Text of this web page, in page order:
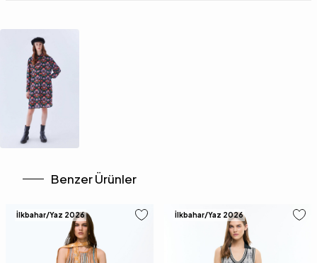
Benzer Ürünler
İlkbahar/Yaz 2026 İlkbahar/Yaz 2026